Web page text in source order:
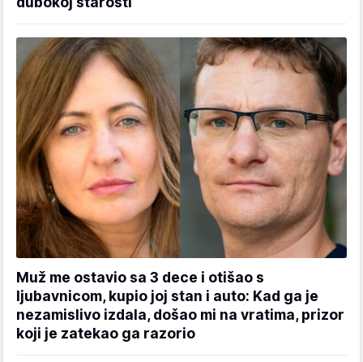
Muž me ostavio sa 3 dece i otišao s
ljubavnicom, kupio joj stan i auto: Kad ga je
nezamislivo izdala, došao mi na vratima, prizor
koji je zatekao ga razorio